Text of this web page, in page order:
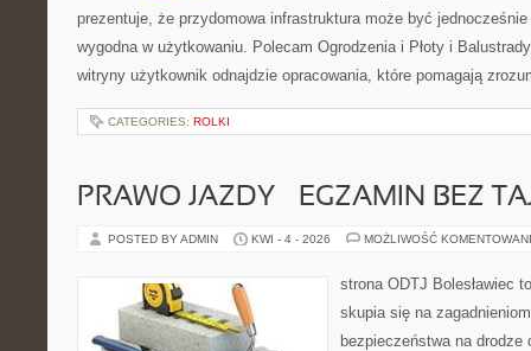
prezentuje, że przydomowa infrastruktura może być
wygodna w użytkowaniu. Polecam Ogrodzenia i Płoty i
witryny użytkownik odnajdzie opracowania, które pomagają
CATEGORIES: ROLKI
PRAWO JAZDY – EGZAMIN BEZ
POSTED BY ADMIN KWI - 4 - 2026 MOŻLIWOŚĆ
strona ODTJ Bolesławiec
skupia się na
bezpieczeństwa na drodze